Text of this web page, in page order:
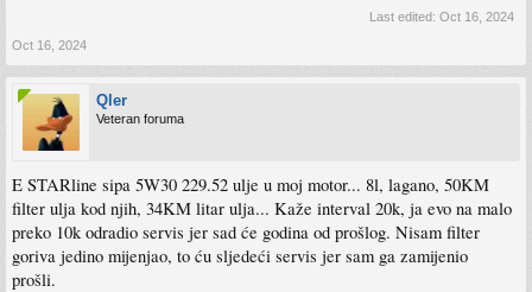
Last edited: Oct 16, 2024
Oct 16, 2024
Qler
Veteran foruma
E STARline sipa 5W30 229.52 ulje u moj motor... 8l, lagano, 50KM
filter ulja kod njih, 34KM litar ulja... Kaže interval 20k, ja evo na malo
preko 10k odradio servis jer sad će godina od prošlog. Nisam filter
goriva jedino mijenjao, to ću sljedeći servis jer sam ga zamijenio
prošli.